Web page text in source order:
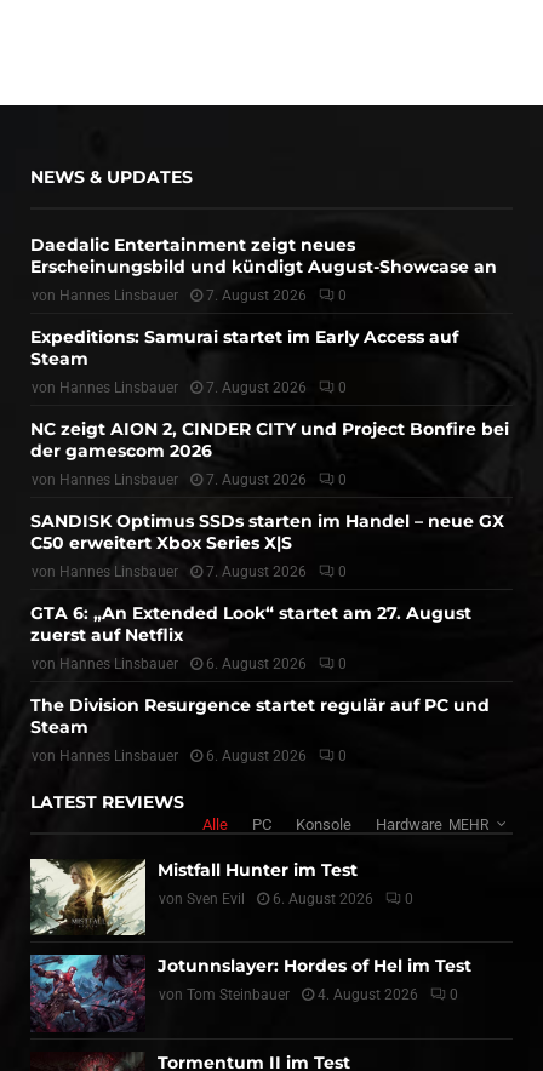
NEWS & UPDATES
Daedalic Entertainment zeigt neues
Erscheinungsbild und kündigt August-Showcase an
von Hannes Linsbauer 7. August 2026 0
Expeditions: Samurai startet im Early Access auf
Steam
von Hannes Linsbauer 7. August 2026 0
NC zeigt AION 2, CINDER CITY und Project Bonfire bei
der gamescom 2026
von Hannes Linsbauer 7. August 2026 0
SANDISK Optimus SSDs starten im Handel – neue GX
C50 erweitert Xbox Series X|S
von Hannes Linsbauer 7. August 2026 0
GTA 6: „An Extended Look“ startet am 27. August
zuerst auf Netflix
von Hannes Linsbauer 6. August 2026 0
The Division Resurgence startet regulär auf PC und
Steam
von Hannes Linsbauer 6. August 2026 0
LATEST REVIEWS
Alle PC Konsole Hardware MEHR
Mistfall Hunter im Test
von Sven Evil 6. August 2026 0
Jotunnslayer: Hordes of Hel im Test
von Tom Steinbauer 4. August 2026 0
Tormentum II im Test